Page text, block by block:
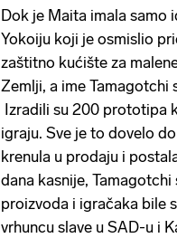
Dok je Maita imala samo
Yokoiju koji je osmislio
zaštitno kućište za
Zemlji, a ime Tamagotchi
Izradili su 200 prototipa
igraju. Sve je to dovelo
krenula u prodaju i
dana kasnije,
proizvoda i igračaka bile
vrhuncu slave u SAD-u i